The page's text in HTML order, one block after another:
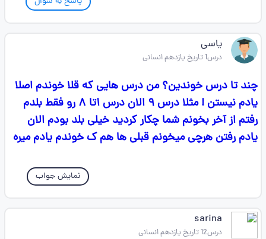
یاسی
درس1 تاریخ یازدهم انسانی
چند تا درس خوندین؟ من درس هایی که قلا خوندم اصلا
یادم نیستن ! مثلا درس ۹ الان درس ۱تا ۸ رو فقط بلدم
رفتم از آخر بخونم شما چکار کردید خیلی بلد بودم الان
یادم رفتن هرچی میخونم قبلی ها هم ک خوندم یادم میره
نمایش جواب
sarina
درس12 تاریخ یازدهم انسانی